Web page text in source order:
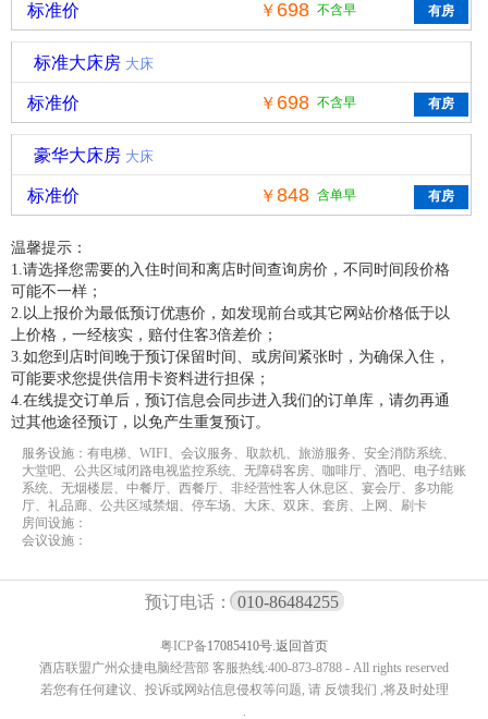
标准价 ￥ 698 不含早
标准大床房 大床
标准价 ￥ 698 不含早
豪华大床房 大床
标准价 ￥848 含单早
温馨提示：
1.请选择您需要的入住时间和离店时间查询房价，不同时间段价格
可能不一样；
2.以上报价为最低预订优惠价，如发现前台或其它网站价格低于以
上价格，一经核实，赔付住客3倍差价；
3.如您到店时间晚于预订保留时间、或房间紧张时，为确保入住，
可能要求您提供信用卡资料进行担保；
4.在线提交订单后，预订信息会同步进入我们的订单库，请勿再通
过其他途径预订，以免产生重复预订。
服务设施：有电梯、WIFI、会议服务、取款机、旅游服务、安全消防系统、
大堂吧、公共区域闭路电视监控系统、无障碍客房、咖啡厅、酒吧、电子结账
系统、无烟楼层、中餐厅、西餐厅、非经营性客人休息区、宴会厅、多功能
厅、礼品廊、公共区域禁烟、停车场、大床、双床、套房、上网、刷卡
房间设施：
会议设施：
预订电话： 010-86484255
粤ICP备17085410号.返回首页
酒店联盟广州众捷电脑经营部 客服热线:400-873-8788 - All rights reserved
若您有任何建议、投诉或网站信息侵权等问题, 请 反馈我们 ,将及时处理
.